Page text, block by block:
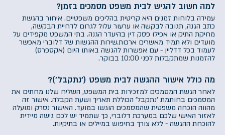
למה חשוב להגיש לבית משפט מסמכים בזמן?
עמידה בלוחות זמנים היא קריטית בהליכים משפטיים. איחור בהגשת
כתב הגנה, תגובה לבקשה או ערעור עלול לגרום לדחיית הבקשה,
מחיקת התיק או אפילו פסק דין בהיעדר הגנה. בתי המשפט מקפידים על
מועדים ולא תמיד מאשרים ארכות.שירות ההגשות של דלוברי מאפשר
לעמוד בכל דדליין - עם אפשרות להגשה באותו היום (אקספרס)
להזמנות שמתקבלות לפני 10:00 בבוקר.
מה כולל אישור ההגשה לבית משפט (׳נתקבל׳)?
לאחר הגשת המסמכים למזכירות בית המשפט, השליח שלנו מחתים את
המסמכים בחותמת 'נתקבל' הכוללת תאריך ושעת הקבלה. אישור זה
מהווה הוכחה משפטית שהמסמכים הוגשו במועד. האישור נסרק ומועלה
לאזור האישי שלכם במערכת דלוברי, כך שתמיד יש לכם גישה מיידית
להוכחת ההגשה - ללא צורך בחיפוש במיילים או בתיקיות.